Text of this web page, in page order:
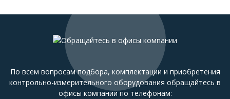
По всем вопросам подбора, комплектации и приобретения
контрольно-измерительного оборудования обращайтесь в
офисы компании по телефонам: